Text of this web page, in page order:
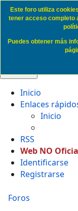
Cookie
Inicio
Enlaces
Inicio
RSS
Web NO
Identificarse
Registrarse
Foros
Este foro utiliza
tener acceso completo
Puedes obtener más